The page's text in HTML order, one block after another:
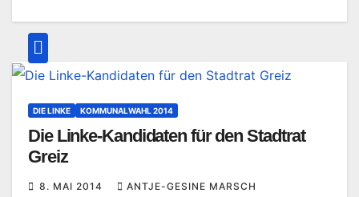
DIE LINKE KOMMUNALWAHL 2014
Die Linke-Kandidaten für den Stadtrat
Greiz
8. MAI 2014 ANTJE-GESINE MARSCH